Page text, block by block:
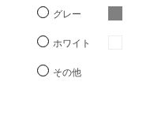
グレー
ホワイト
その他